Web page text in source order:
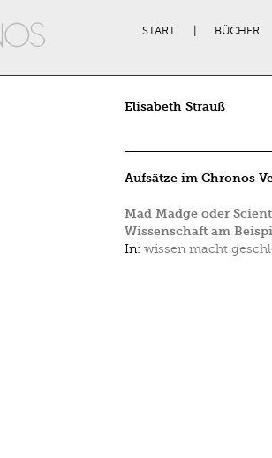
START BÜCHER
Elisabeth Strauß
Aufsätze im Chronos
Mad Madge oder
Wissenschaft am
In: wissen macht